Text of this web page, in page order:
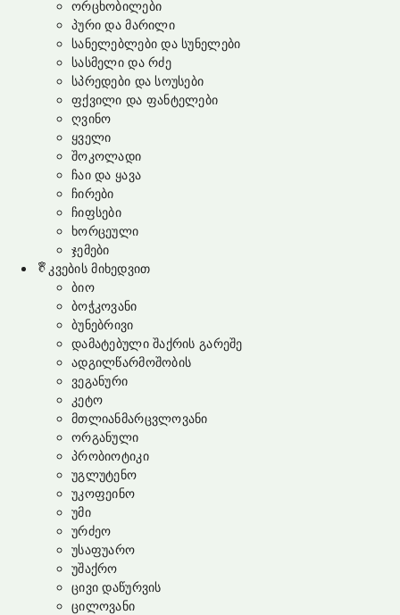
ორცხობილები
პური და მარილი
სანელებლები და სუნელები
სასმელი და რძე
სპრედები და სოუსები
ფქვილი და ფანტელები
ღვინო
ყველი
შოკოლადი
ჩაი და ყავა
ჩირები
ჩიფსები
ხორცეული
ჯემები
კვების მიხედვით
ბიო
ბოჭკოვანი
ბუნებრივი
დამატებული შაქრის გარეშე
ადგილწარმოშობის
ვეგანური
კეტო
მთლიანმარცვლოვანი
ორგანული
პრობიოტიკი
უგლუტენო
უკოფეინო
უმი
ურძეო
უსაფუარო
უშაქრო
ცივი დაწურვის
ცილოვანი